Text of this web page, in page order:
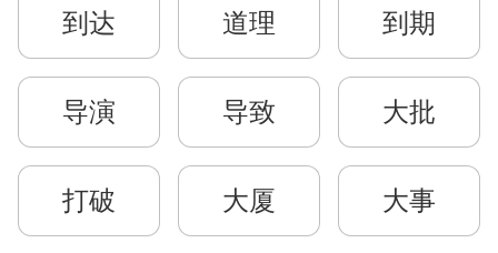
到达 道理 到期
导演 导致 大批
打破 大厦 大事